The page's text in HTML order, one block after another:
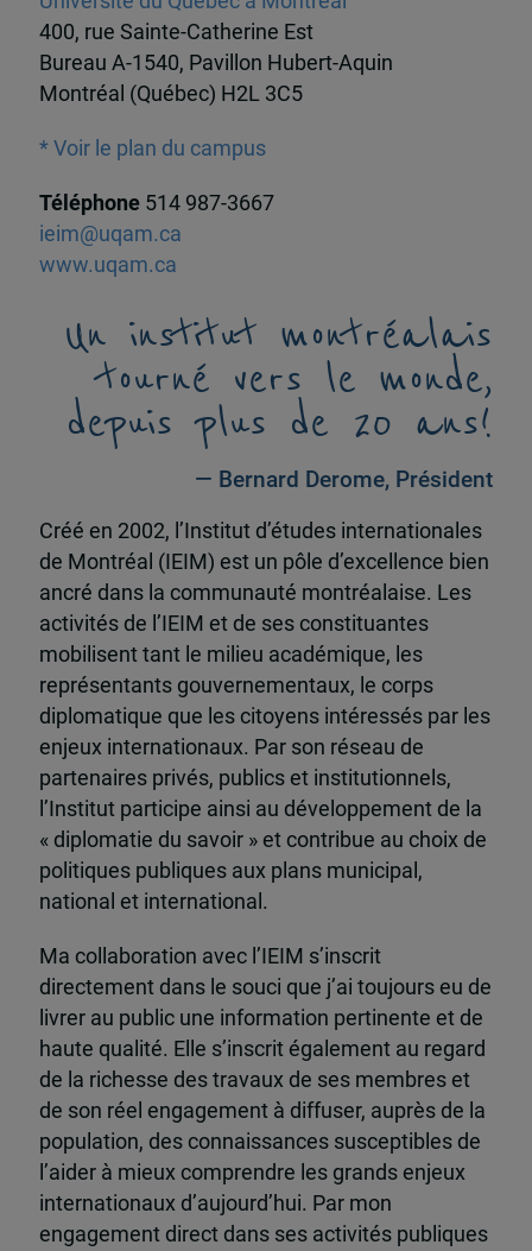
400, rue Sainte-Catherine Est
Bureau A-1540, Pavillon Hubert-Aquin
Montréal (Québec) H2L 3C5
* Voir le plan du campus
Téléphone 514 987-3667
ieim@uqam.ca
www.uqam.ca
Un institut montréalais
tourné vers le monde,
depuis plus de 20 ans!
— Bernard Derome, Président
Créé en 2002, l’Institut d’études internationales
de Montréal (IEIM) est un pôle d’excellence bien
ancré dans la communauté montréalaise. Les
activités de l’IEIM et de ses constituantes
mobilisent tant le milieu académique, les
représentants gouvernementaux, le corps
diplomatique que les citoyens intéressés par les
enjeux internationaux. Par son réseau de
partenaires privés, publics et institutionnels,
l’Institut participe ainsi au développement de la
« diplomatie du savoir » et contribue au choix de
politiques publiques aux plans municipal,
national et international.
Ma collaboration avec l’IEIM s’inscrit
directement dans le souci que j’ai toujours eu de
livrer au public une information pertinente et de
haute qualité. Elle s’inscrit également au regard
de la richesse des travaux de ses membres et
de son réel engagement à diffuser, auprès de la
population, des connaissances susceptibles de
l’aider à mieux comprendre les grands enjeux
internationaux d’aujourd’hui. Par mon
engagement direct dans ses activités publiques